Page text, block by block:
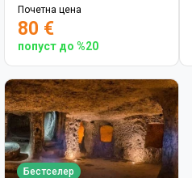
Почетна цена
80 €
попуст до %20
Бестселер